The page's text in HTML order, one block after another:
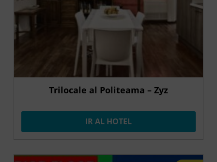
Trilocale al Politeama – Zyz
IR AL HOTEL